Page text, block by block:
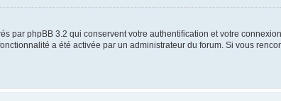
par phpBB 3.2 qui conservent votre authentification et votre
a été activée par un administrateur du forum. Si vous